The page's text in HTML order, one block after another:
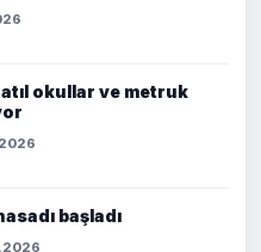
okullar ve metruk
başladı